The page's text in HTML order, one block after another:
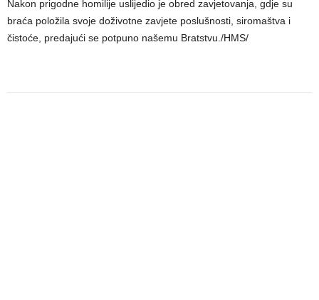
Nakon prigodne homilije uslijedio je obred zavjetovanja, gdje su
braća položila svoje doživotne zavjete poslušnosti, siromaštva i
čistoće, predajući se potpuno našemu Bratstvu./HMS/